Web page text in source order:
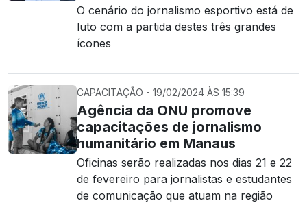
O cenário do jornalismo esportivo está de
luto com a partida destes três grandes
ícones
CAPACITAÇÃO - 19/02/2024 ÀS 15:39
Agência da ONU promove
capacitações de jornalismo
humanitário em Manaus
Oficinas serão realizadas nos dias 21 e 22
de fevereiro para jornalistas e estudantes
de comunicação que atuam na região